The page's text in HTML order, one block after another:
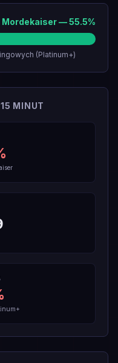
Mordekaiser—55.5%
(Platinum+)
MINUT